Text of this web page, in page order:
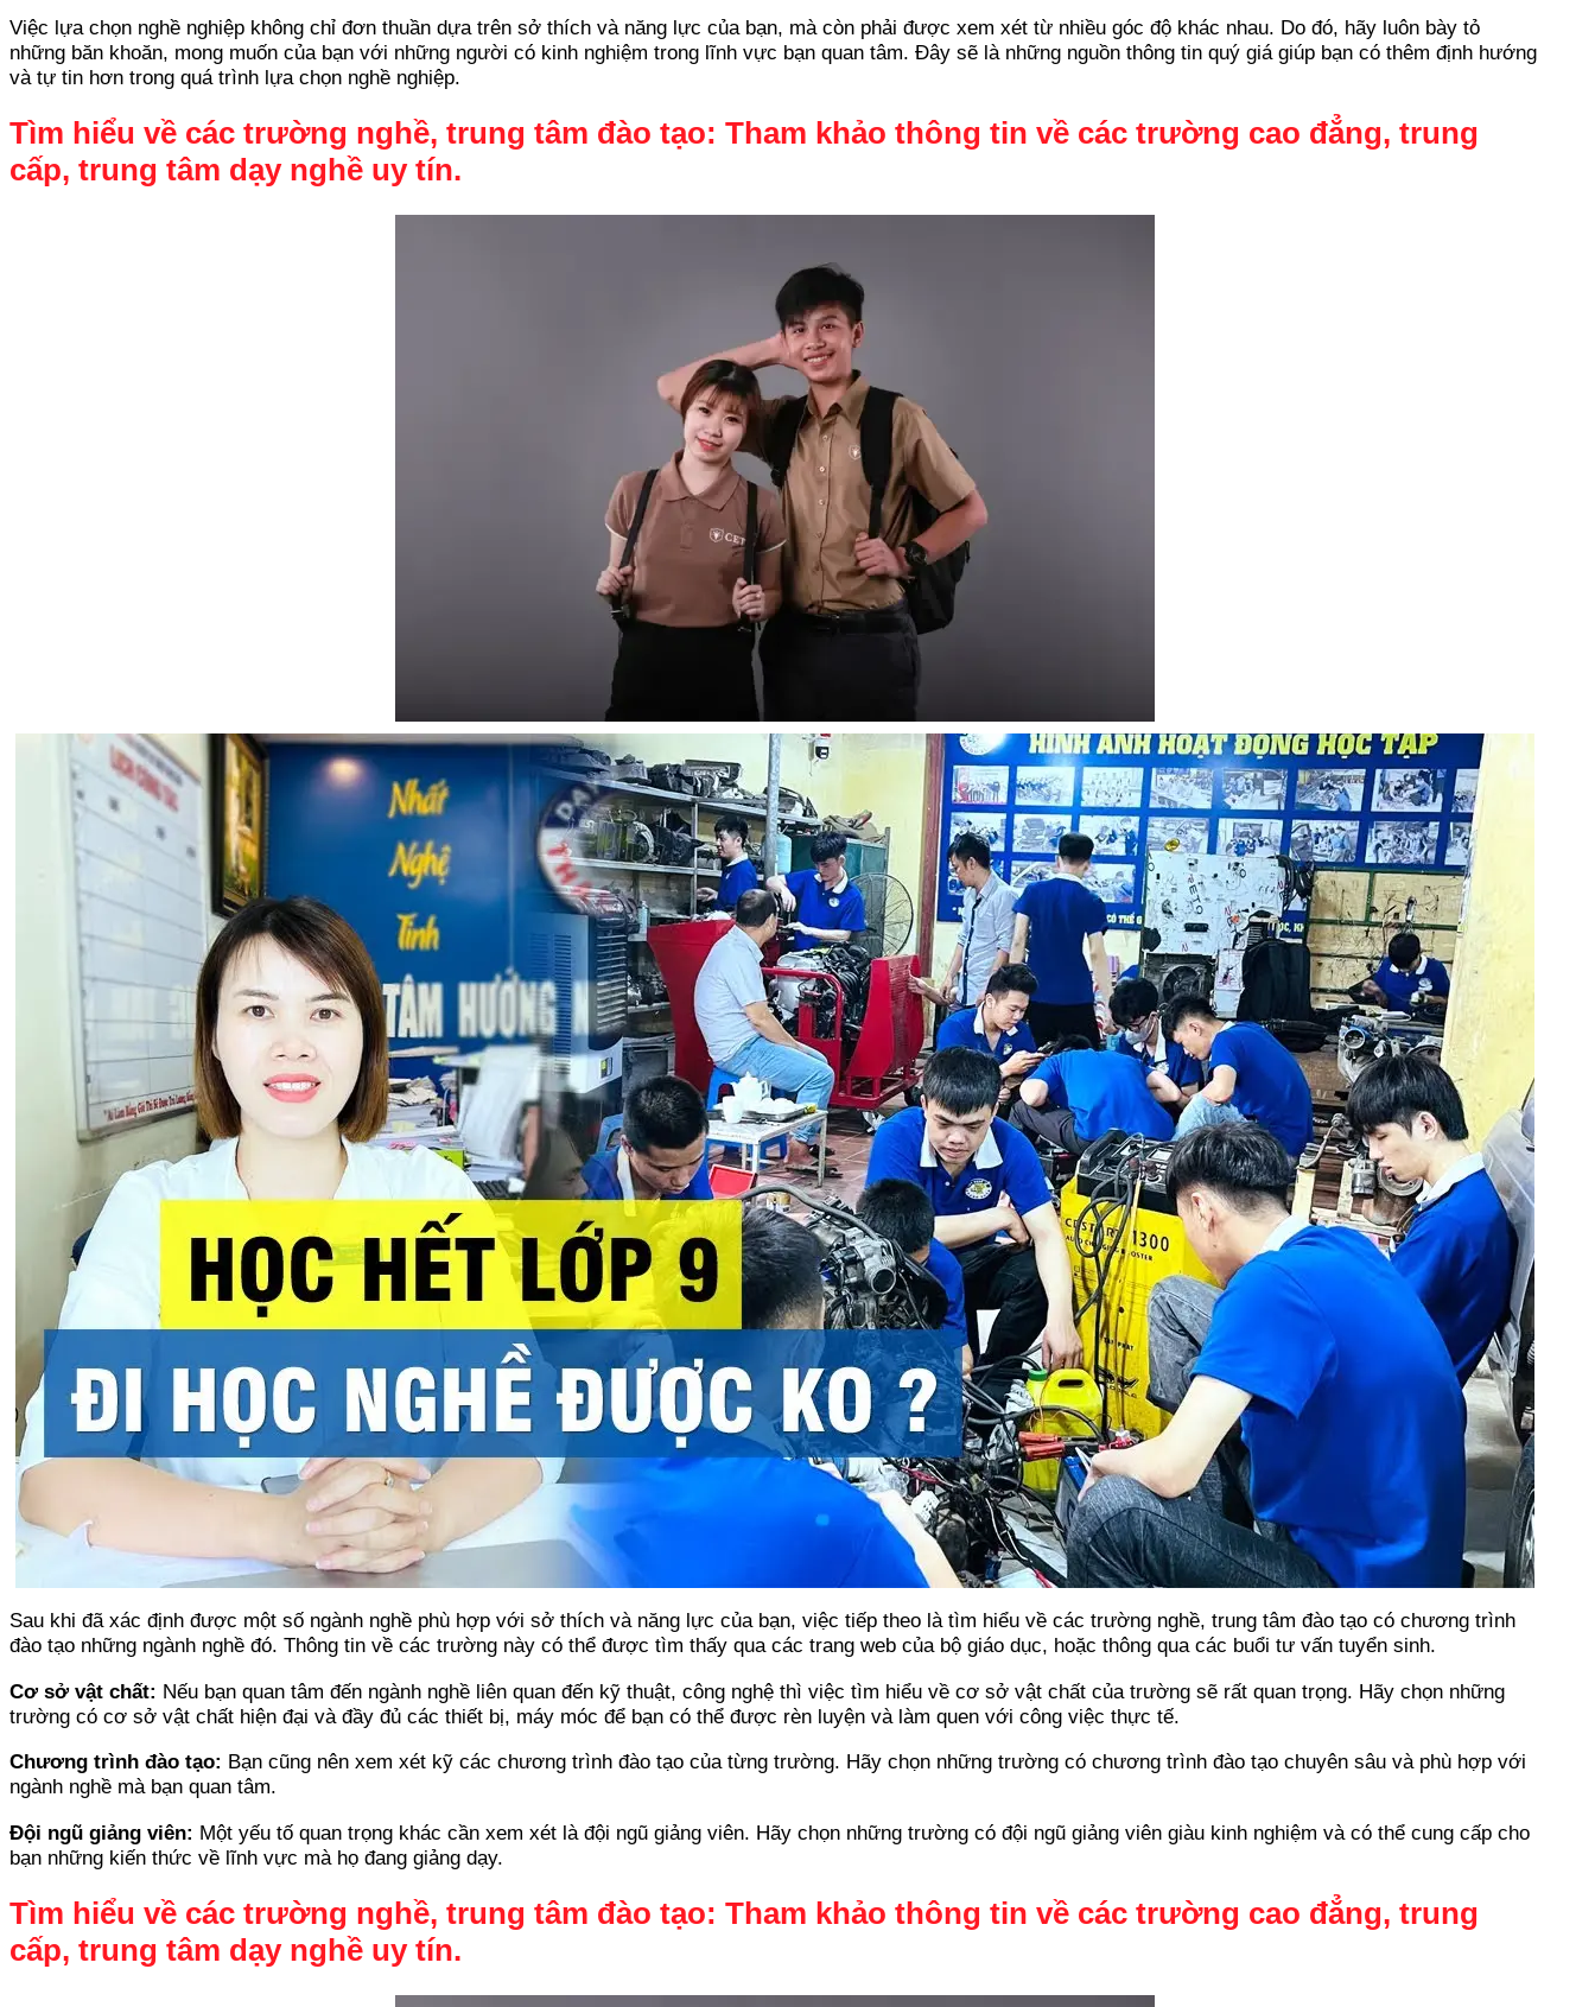
Việc lựa chọn nghề nghiệp không chỉ đơn thuần dựa trên sở thích và năng lực của bạn, mà còn phải được xem xét từ nhiều góc độ khác nhau. Do đó, hãy luôn bày tỏ
những băn khoăn, mong muốn của bạn với những người có kinh nghiệm trong lĩnh vực bạn quan tâm. Đây sẽ là những nguồn thông tin quý giá giúp bạn có thêm định hướng
và tự tin hơn trong quá trình lựa chọn nghề nghiệp.
Tìm hiểu về các trường nghề, trung tâm đào tạo: Tham khảo thông tin về các trường cao đẳng, trung
cấp, trung tâm dạy nghề uy tín.
Sau khi đã xác định được một số ngành nghề phù hợp với sở thích và năng lực của bạn, việc tiếp theo là tìm hiểu về các trường nghề, trung tâm đào tạo có chương trình
đào tạo những ngành nghề đó. Thông tin về các trường này có thể được tìm thấy qua các trang web của bộ giáo dục, hoặc thông qua các buổi tư vấn tuyển sinh.
Cơ sở vật chất: Nếu bạn quan tâm đến ngành nghề liên quan đến kỹ thuật, công nghệ thì việc tìm hiểu về cơ sở vật chất của trường sẽ rất quan trọng. Hãy chọn những
trường có cơ sở vật chất hiện đại và đầy đủ các thiết bị, máy móc để bạn có thể được rèn luyện và làm quen với công việc thực tế.
Chương trình đào tạo: Bạn cũng nên xem xét kỹ các chương trình đào tạo của từng trường. Hãy chọn những trường có chương trình đào tạo chuyên sâu và phù hợp với
ngành nghề mà bạn quan tâm.
Đội ngũ giảng viên: Một yếu tố quan trọng khác cần xem xét là đội ngũ giảng viên. Hãy chọn những trường có đội ngũ giảng viên giàu kinh nghiệm và có thể cung cấp cho
bạn những kiến thức về lĩnh vực mà họ đang giảng dạy.
Tìm hiểu về các trường nghề, trung tâm đào tạo: Tham khảo thông tin về các trường cao đẳng, trung
cấp, trung tâm dạy nghề uy tín.